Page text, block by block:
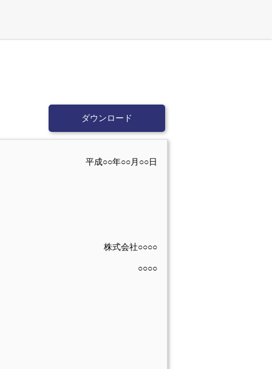
ダウンロード
平成○○年○○月○○日
株式会社○○○○
○○○○